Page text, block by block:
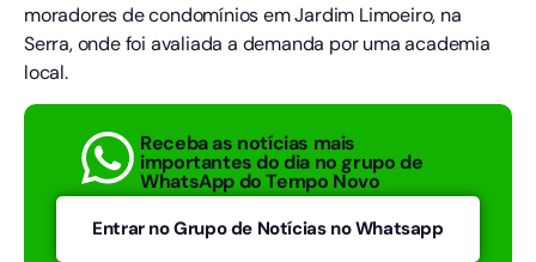
moradores de condomínios em Jardim Limoeiro, na
Serra, onde foi avaliada a demanda por uma academia
local.
Receba as notícias mais
importantes do dia no grupo de
WhatsApp do Tempo Novo
Entrar no Grupo de Notícias no Whatsapp